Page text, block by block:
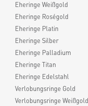
Eheringe Weißgold
Eheringe Roségold
Eheringe Platin
Eheringe Silber
Eheringe Palladium
Eheringe Titan
Eheringe Edelstahl
Verlobungsringe Gold
Verlobungsringe Weißgold